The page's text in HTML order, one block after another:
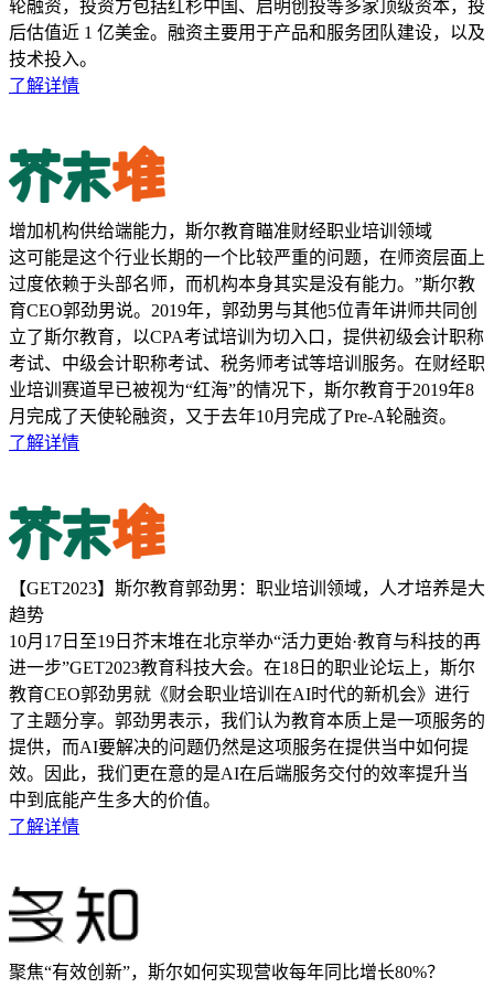
轮融资，投资方包括红杉中国、启明创投等多家顶级资本，投
后估值近 1 亿美金。融资主要用于产品和服务团队建设，以及
技术投入。
了解详情
增加机构供给端能力，斯尔教育瞄准财经职业培训领域
这可能是这个行业长期的一个比较严重的问题，在师资层面上
过度依赖于头部名师，而机构本身其实是没有能力。”斯尔教
育CEO郭劲男说。2019年，郭劲男与其他5位青年讲师共同创
立了斯尔教育，以CPA考试培训为切入口，提供初级会计职称
考试、中级会计职称考试、税务师考试等培训服务。在财经职
业培训赛道早已被视为“红海”的情况下，斯尔教育于2019年8
月完成了天使轮融资，又于去年10月完成了Pre-A轮融资。
了解详情
【GET2023】斯尔教育郭劲男：职业培训领域，人才培养是大
趋势
10月17日至19日芥末堆在北京举办“活力更始·教育与科技的再
进一步”GET2023教育科技大会。在18日的职业论坛上，斯尔
教育CEO郭劲男就《财会职业培训在AI时代的新机会》进行
了主题分享。郭劲男表示，我们认为教育本质上是一项服务的
提供，而AI要解决的问题仍然是这项服务在提供当中如何提
效。因此，我们更在意的是AI在后端服务交付的效率提升当
中到底能产生多大的价值。
了解详情
聚焦“有效创新”，斯尔如何实现营收每年同比增长80%？